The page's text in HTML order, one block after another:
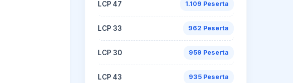
LCP 47 1.109 Peserta
LCP 33 962 Peserta
LCP 30 959 Peserta
LCP 43 935 Peserta